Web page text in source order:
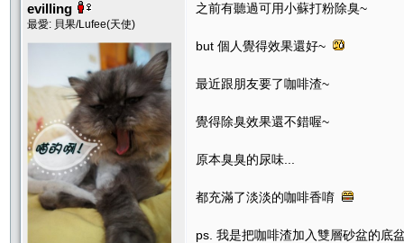
evilling
最愛: 貝果/Lufee(天使)
之前有聽過可用小蘇打粉除臭~
but 個人覺得效果還好~
最近跟朋友要了咖啡渣~
覺得除臭效果還不錯喔~
原本臭臭的尿味...
都充滿了淡淡的咖啡香唷
ps. 我是把咖啡渣加入雙層砂盆的底